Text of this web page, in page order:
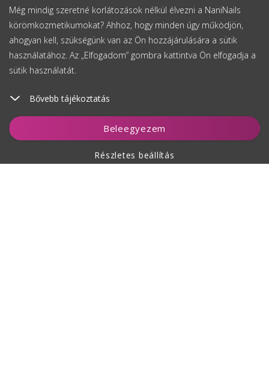
Még mindig szeretné korlátozások nélkül élvezni a NaniNails
körömkozmetikumokat? Ahhoz, hogy minden úgy működjön,
ahogyan kell, szükségünk van az Ön hozzájárulására a sütik
használatához. Az „Elfogadom” gombra kattintva Ön elfogadja a
sütik használatát.
Bővebb tájékoztatás
Beleegyezem
Részletes beállítás
Kosárhoz ad